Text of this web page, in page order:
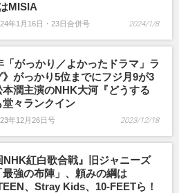
MISIA
年1月16日・23日合併号 2024/1/8
「がっかり／よかったドラマ」ラ
》がっかり5位までにフジ月9が3
本潤主演のNHK大河『どうする
堂々ランクイン
年12月26日号 2023/12/18
NHK紅白歌合戦』旧ジャニーズ
最強の布陣」、頼みの綱は
、Stray Kids、10-FEETら！